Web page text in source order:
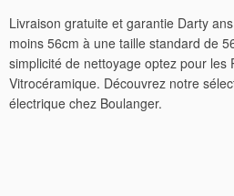
Livraison gratuite et garantie Darty
moins 56cm à une taille standard de
simplicité de nettoyage optez pour les
Vitrocéramique. Découvrez notre
électrique chez Boulanger.